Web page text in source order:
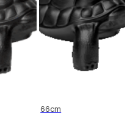
66cm